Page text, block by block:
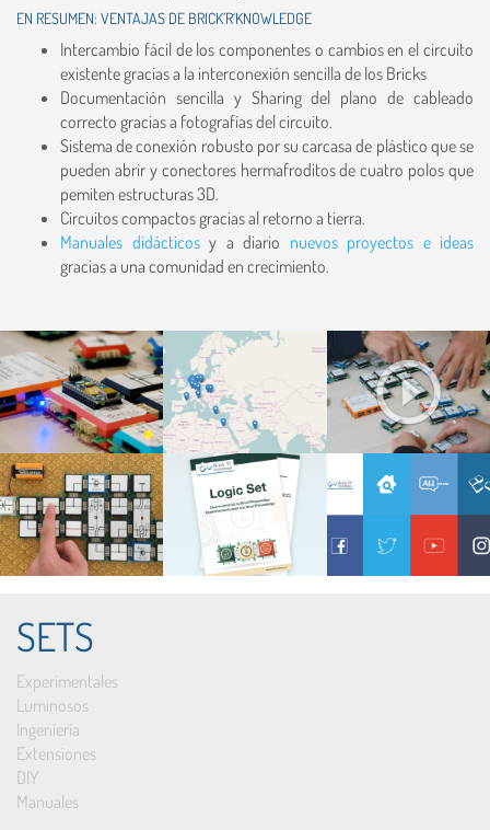
EN RESUMEN: VENTAJAS DE BRICK’R‘KNOWLEDGE
Intercambio fácil de los componentes o cambios en el circuito
existente gracias a la interconexión sencilla de los Bricks
Documentación sencilla y Sharing del plano de cableado
correcto gracias a fotografías del circuito.
Sistema de conexión robusto por su carcasa de plástico que se
pueden abrir y conectores hermafroditos de cuatro polos que
pemiten estructuras 3D.
Circuitos compactos gracias al retorno a tierra.
Manuales didácticosy a diario nuevos proyectos e ideas
gracias a una comunidad en crecimiento.
SETS
Experimentales
Luminosos
Ingeniería
Extensiones
DIY
Manuales